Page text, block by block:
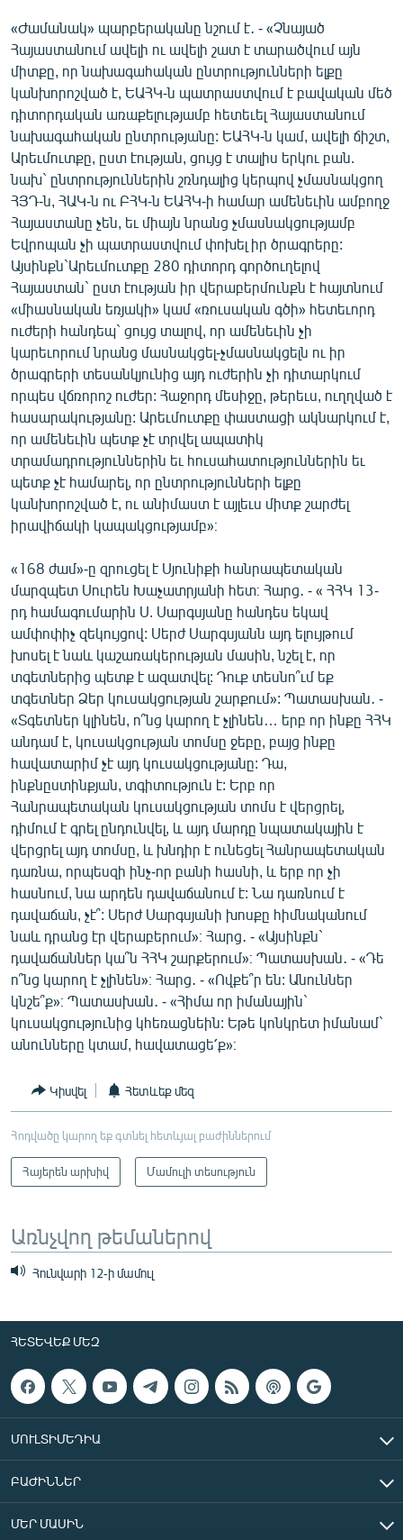
«Ժամանակ» պարբերականը նշում է․ - «Չնայած
Հայաստանում ավելի ու ավելի շատ է տարածվում այն
միտքը, որ նախագահական ընտրությունների ելքը
կանխորոշված է, ԵԱՀԿ-ն պատրաստվում է բավական մեծ
դիտորդական առաքելությամբ հետեւել Հայաստանում
նախագահական ընտրությանը: ԵԱՀԿ-ն կամ, ավելի ճիշտ,
Արեւմուտքը, ըստ էության, ցույց է տալիս երկու բան.
նախ` ընտրություններին շռնդալից կերպով չմասնակցող
ՀՅԴ-ն, ՀԱԿ-ն ու ԲՀԿ-ն ԵԱՀԿ-ի համար ամենեւին ամբողջ
Հայաստանը չեն, եւ միայն նրանց չմասնակցությամբ
Եվրոպան չի պատրաստվում փոխել իր ծրագրերը:
Այսինքն`Արեւմուտքը 280 դիտորդ գործուղելով
Հայաստան` ըստ էության իր վերաբերմունքն է հայտնում
«միասնական եռյակի» կամ «ռուսական գծի» հետեւորդ
ուժերի հանդեպ` ցույց տալով, որ ամենեւին չի
կարեւորում նրանց մասնակցել-չմասնակցելն ու իր
ծրագրերի տեսանկյունից այդ ուժերին չի դիտարկում
որպես վճռորոշ ուժեր: Հաջորդ մեսիջը, թերեւս, ուղղված է
հասարակությանը: Արեւմուտքը փաստացի ակնարկում է,
որ ամենեւին պետք չէ տրվել ապատիկ
տրամադրություններին եւ հուսահատություններին եւ
պետք չէ համարել, որ ընտրությունների ելքը
կանխորոշված է, ու անիմաստ է այլեւս միտք շարժել
իրավիճակի կապակցությամբ»։
«168 ժամ»-ը զրուցել է Սյունիքի հանրապետական
մարզպետ Սուրեն Խաչատրյանի հետ։ Հարց․ - « ՀՀԿ 13-
րդ համագումարին Ս. Սարգսյանը հանդես եկավ
ամփոփիչ զեկույցով: Սերժ Սարգսյանն այդ ելույթում
խոսել է նաև կաշառակերության մասին, նշել է, որ
տգետներից պետք է ազատվել: Դուք տեսնո՞ւմ եք
տգետներ Ձեր կուսակցության շարքում»: Պատասխան․ -
«Տգետներ կլինեն, ո՞նց կարող է չլինեն… երբ որ ինքը ՀՀԿ
անդամ է, կուսակցության տոմսը ջեբը, բայց ինքը
հավատարիմ չէ այդ կուսակցությանը: Դա,
ինքնըստինքյան, տգիտություն է: Երբ որ
Հանրապետական կուսակցության տոմս է վերցրել,
դիմում է գրել ընդունվել, և այդ մարդը նպատակային է
վերցրել այդ տոմսը, և խնդիր է ունեցել Հանրապետական
դառնա, որպեսզի ինչ-որ բանի հասնի, և երբ որ չի
հասնում, նա արդեն դավաճանում է: Նա դառնում է
դավաճան, չէ՞: Սերժ Սարգսյանի խոսքը հիմնականում
նաև դրանց էր վերաբերում»։ Հարց․ - «Այսինքն`
դավաճաններ կա՞ն ՀՀԿ շարքերում»։ Պատասխան․ - «Դե
ո՞նց կարող է չլինեն»։ Հարց․ - «Ովքե՞ր են: Անուններ
կնշե՞ք»։ Պատասխան․ - «Հիմա որ իմանային`
կուսակցությունից կհեռացնեին: Եթե կոնկրետ իմանամ`
անունները կտամ, հավատացե՛ք»։
Կիսվել Հետևեք մեզ
Հոդվածը կարող եք գտնել հետևյալ բաժիններում
Հայերեն արխիվ Մամուլի տեսություն
Առնչվող թեմաներով
Հունվարի 12-ի մամուլ
ՀԵՏԵՎԵՔ ՄԵԶ
ՄՈՒԼՏԻՄԵԴԻԱ
ԲԱԺԻՆՆԵՐ
ՄԵՐ ՄԱՍԻՆ